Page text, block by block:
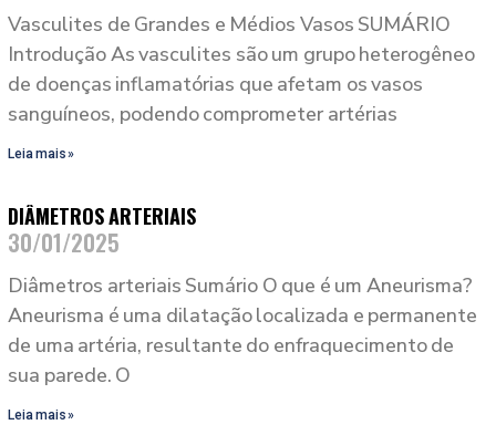
Vasculites de Grandes e Médios Vasos SUMÁRIO
Introdução As vasculites são um grupo heterogêneo
de doenças inflamatórias que afetam os vasos
sanguíneos, podendo comprometer artérias
Leia mais »
DIÂMETROS ARTERIAIS
30/01/2025
Diâmetros arteriais Sumário O que é um Aneurisma?
Aneurisma é uma dilatação localizada e permanente
de uma artéria, resultante do enfraquecimento de
sua parede. O
Leia mais »